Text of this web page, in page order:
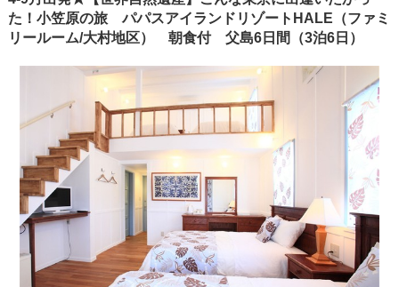
た！小笠原の旅 パパスアイランドリゾートHALE（ファミ
リールーム/大村地区） 朝食付 父島6日間（3泊6日）